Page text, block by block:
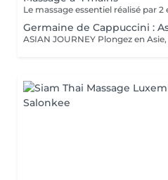
Germaine de Cappuccini :